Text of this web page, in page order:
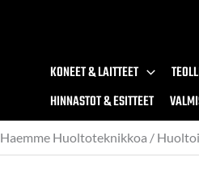
KONEET & LAITTEET
HINNASTOT & ESITTEET
Haemme Huoltoteknikkoa /